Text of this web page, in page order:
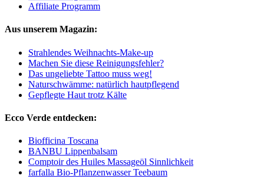
Affiliate Programm
Aus unserem Magazin:
Strahlendes Weihnachts-Make-up
Machen Sie diese Reinigungsfehler?
Das ungeliebte Tattoo muss weg!
Naturschwämme: natürlich hautpflegend
Gepflegte Haut trotz Kälte
Ecco Verde entdecken:
Biofficina Toscana
BANBU Lippenbalsam
Comptoir des Huiles Massageöl Sinnlichkeit
farfalla Bio-Pflanzenwasser Teebaum